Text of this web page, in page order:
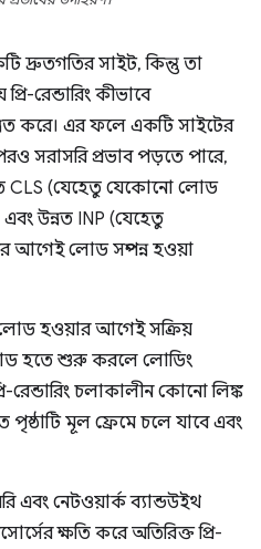
দ্রুতগতির সাইট, কিন্তু তা
রেন্ডারিং কীভাবে
করে। এর ফলে একটি সাইটের
সরাসরি প্রভাব পড়তে পারে,
CLS (যেহেতু যেকোনো লোড
উন্নত INP (যেহেতু
আগেই লোড সম্পন্ন হওয়া
হওয়ার আগেই সক্রিয়
হতে শুরু করলে লোডিং
রেন্ডারিং চলাকালীন কোনো লিঙ্ক
পৃষ্ঠাটি মূল ফ্রেমে চলে যাবে এবং
এবং নেটওয়ার্ক ব্যান্ডউইথ
ক্ষতি করে অতিরিক্ত প্রি-